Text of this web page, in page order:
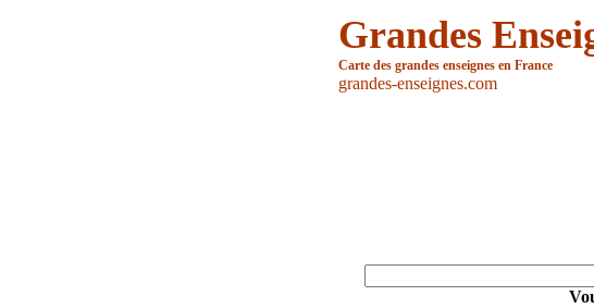
Grandes
Carte des grandes enseignes en France
grandes-enseignes.com